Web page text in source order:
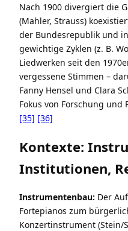
Nach 1900 divergiert die
(Mahler, Strauss)
der Bundesrepublik und
gewichtige Zyklen (z. B.
Liedwerken seit den
vergessene Stimmen –
Fanny Hensel und Clara
Fokus von Forschung und
[35] [36]
Kontexte:
Institutionen,
Instrumentenbau: Der
Fortepianos zum
Konzertinstrument (Stein/